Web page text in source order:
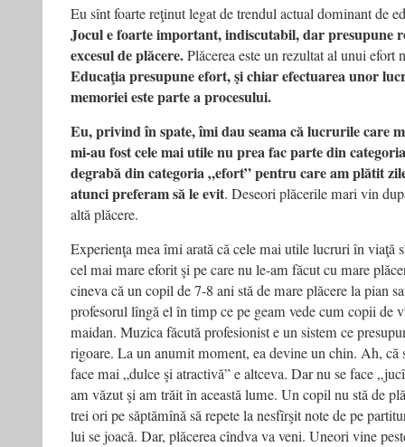
Eu sînt foarte reţinut legat de trendul actual dominant de
Jocul e foarte important, indiscutabil, dar presupune
excesul de plăcere.Plăcerea este un rezultat al unui efort
Educaţia presupune efort, şi chiar efectuarea unor
memoriei este parte a procesului.
Eu, privind în spate, îmi dau seama că lucrurile care
mi-au fost cele mai utile nu prea fac parte din
degrabă din categoria „efort” pentru care am plătit
atunci preferam să le evit. Deseori plăcerile mari vin
altă plăcere.
Experienţa mea îmi arată că cele mai utile lucruri în viaţă
cel mai mare eforit şi pe care nu le-am făcut cu mare
cineva că un copil de 7-8 ani stă de mare plăcere la pian
profesorul lîngă el în timp ce pe geam vede cum copii de
maidan. Muzica făcută profesionist e un sistem ce
rigoare. La un anumit moment, ea devine un chin. Ah, că
face mai „dulce şi atractivă” e altceva. Dar nu se face
am văzut şi am trăit în această lume. Un copil nu stă de
trei ori pe săptămînă să repete la nesfîrşit note de pe
lui se joacă. Dar, plăcerea cîndva va veni. Uneori vine